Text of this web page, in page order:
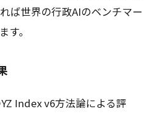
ば世界の行政AIのベンチマー
す。
Index v6方法論による評